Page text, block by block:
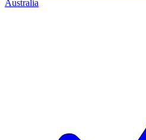
Australia